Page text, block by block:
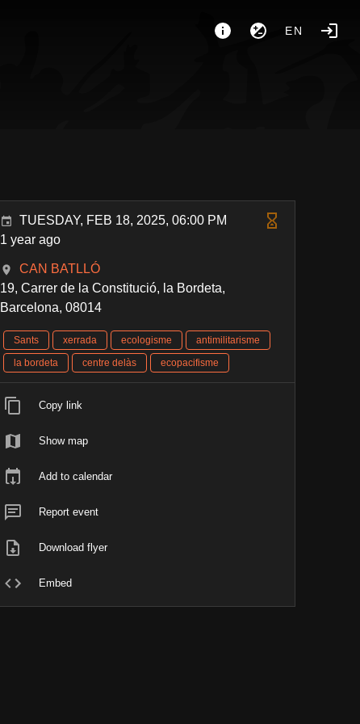
EN
TUESDAY, FEB 18, 2025, 06:00 PM
1 year ago
CAN BATLLÓ
19, Carrer de la Constitució, la Bordeta,
Barcelona, 08014
Sants xerrada ecologisme
antimilitarisme
la bordeta
centre delàs ecopacifisme
Copy link
Show map
Add to calendar
Report event
Download flyer
Embed